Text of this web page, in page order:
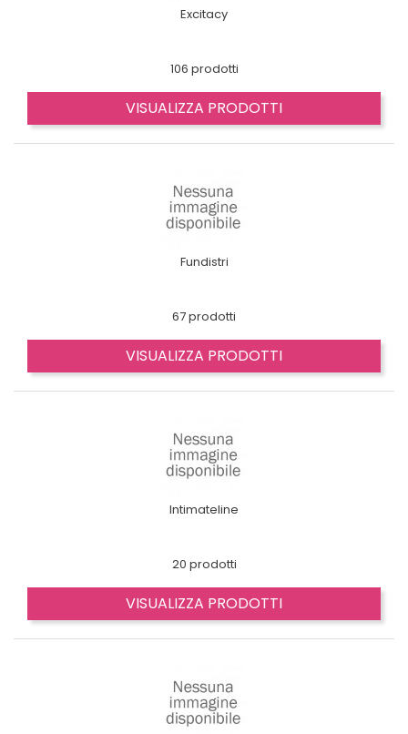
Excitacy
106 prodotti
VISUALIZZA PRODOTTI
Fundistri
67 prodotti
VISUALIZZA PRODOTTI
Intimateline
20 prodotti
VISUALIZZA PRODOTTI